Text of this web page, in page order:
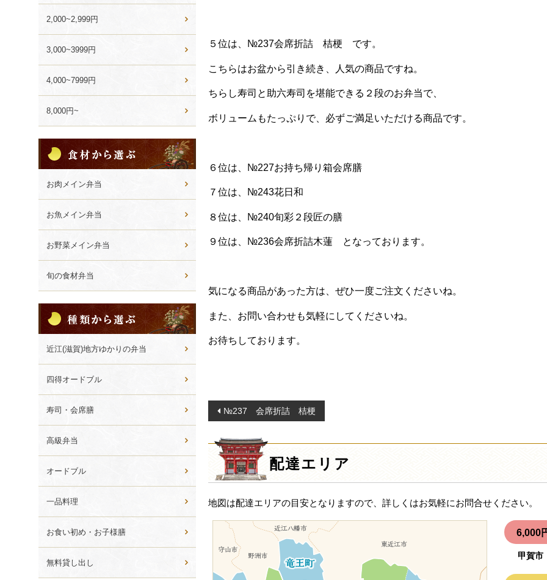
５位は、№237会席折詰 桔梗 です。
こちらはお盆から引き続き、人気の商品ですね。
ちらし寿司と助六寿司を堪能できる２段のお弁当で、
ボリュームもたっぷりで、必ずご満足いただける商品です。
６位は、№227お持ち帰り箱会席膳
７位は、№243花日和
８位は、№240旬彩２段匠の膳
９位は、№236会席折詰木蓮 となっております。
気になる商品があった方は、ぜひ一度ご注文くださいね。
また、お問い合わせも気軽にしてくださいね。
お待ちしております。
投
稿
ナ
ビ
ゲ
シ
ン
№237 会席折詰 桔梗
配達エリア
地図は配達エリアの目安となりますので、詳しくはお気軽にお問合せください。
6,000
甲賀市
2,000~2,999円
3,000~3999円
4,000~7999円
8,000円~
材
か
ら
選
ぶ
お肉メイン弁当
お魚メイン弁当
お野菜メイン弁当
旬の食材弁当
類
か
ら
選
ぶ
近江(滋賀)地方ゆかりの弁当
四得オードブル
寿司・会席膳
高級弁当
オードブル
一品料理
お食い初め・お子様膳
無料貸し出し